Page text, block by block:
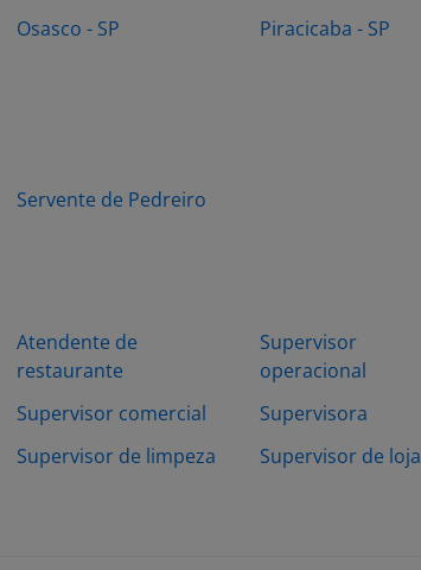
Osasco - SP
Piracicaba - SP
Servente de Pedreiro
Atendente de
restaurante
Supervisor comercial
Supervisor de limpeza
Supervisor
operacional
Supervisora
Supervisor de loja